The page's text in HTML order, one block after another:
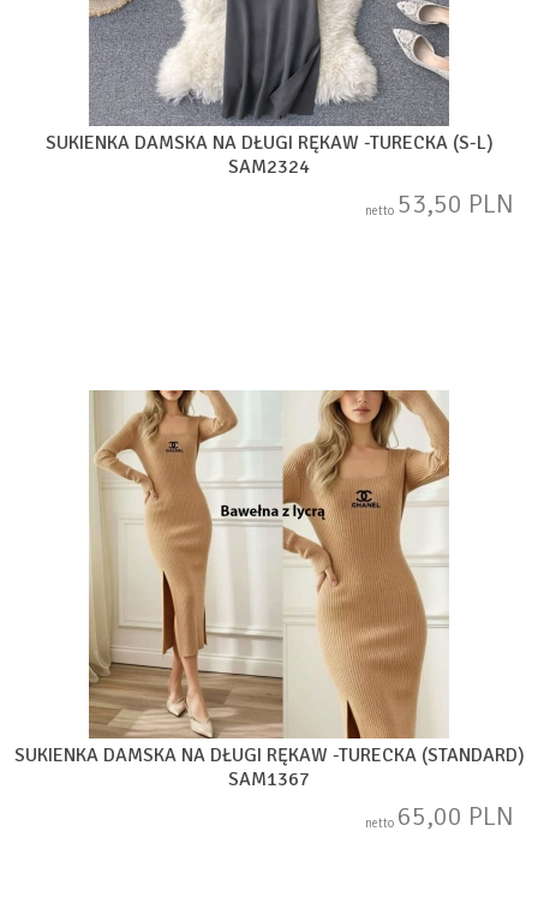
SUKIENKA DAMSKA NA DŁUGI RĘKAW -TURECKA (S-L)
SAM2324
netto 53,50 PLN
SUKIENKA DAMSKA NA DŁUGI RĘKAW -TURECKA (STANDARD)
SAM1367
netto 65,00 PLN